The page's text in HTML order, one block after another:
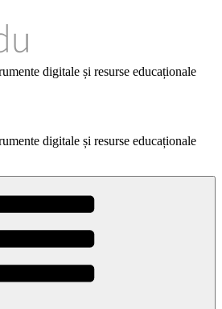
digitale și resurse educaționale
digitale și resurse educaționale